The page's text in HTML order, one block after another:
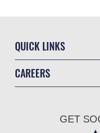
QUICK LINKS
CAREERS
Air Force Careers
GET